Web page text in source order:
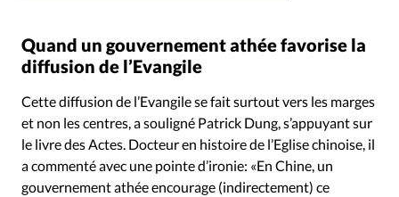
Quand un gouvernement athée favorise la
diffusion de l’Evangile
Cette diffusion de l’Evangile se fait surtout vers les marges
et non les centres, a souligné Patrick Dung, s’appuyant sur
le livre des Actes. Docteur en histoire de l’Eglise chinoise, il
a commenté avec une pointe d’ironie: «En Chine, un
gouvernement athée encourage (indirectement) ce